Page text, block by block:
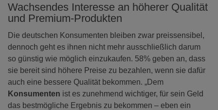
Wachsendes Interesse an höherer Qualität
und Premium-Produkten
Die deutschen Konsumenten bleiben zwar preissensibel,
dennoch geht es ihnen nicht mehr ausschließlich darum
so günstig wie möglich einzukaufen. 58% geben an, dass
sie bereit sind höhere Preise zu bezahlen, wenn sie dafür
auch eine bessere Qualität bekommen. „Dem
Konsumenten ist es zunehmend wichtiger, für sein Geld
das bestmögliche Ergebnis zu bekommen – eben ein